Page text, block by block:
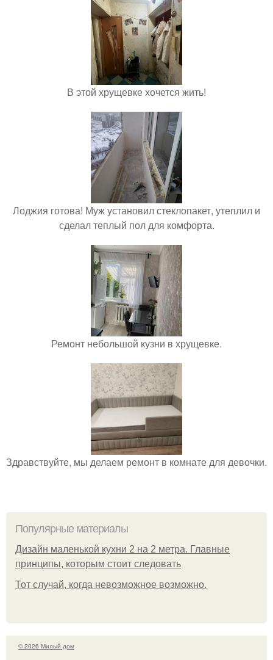
В этой хрущевке хочется жить!
Лоджия готова! Муж установил стеклопакет, утеплил и
сделал теплый пол для комфорта.
Ремонт небольшой кузни в хрущевке.
Здравствуйте, мы делаем ремонт в комнате для девочки.
Популярные материалы
Дизайн маленькой кухни 2 на 2 метра. Главные
принципы, которым стоит следовать
Тот случай, когда невозможное возможно.
© 2026 Милый дом